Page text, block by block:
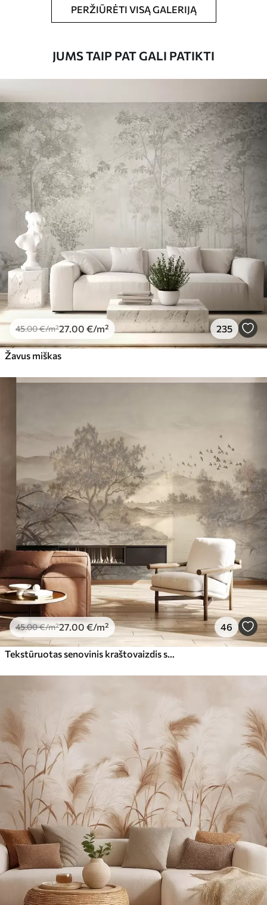
Tapetus galima švelniai valyti minkšta
kempine. Lakuotus tapetus galima valyti
Taikymo būdas Sklandus taikymas
Turimos medžiagos
Standartas
45.0027.00 €/m²
Premiumas
56 .6734.00€/m²
Premium vinilas
65 .0039.00€/m²
Peel and Stick
81.65 48
PERŽIŪRĖTI VISĄ GALERIJĄ
JUMS TAIP PAT GALI PATIKTI
45.00€/m²27 .00 €/m² 235
Žavus miškas
45.00€/m²27 .00 €/m² 46